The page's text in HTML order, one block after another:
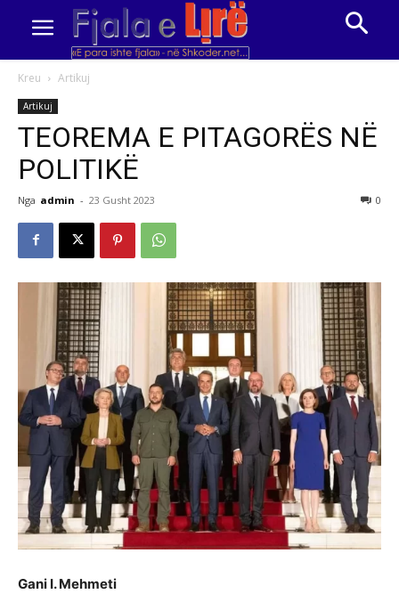
Kreu Artikuj
Artikuj
TEOREMA E PITAGORËS NË
POLITIKË
Nga admin - 23 Gusht 2023 0
Gani I. Mehmeti